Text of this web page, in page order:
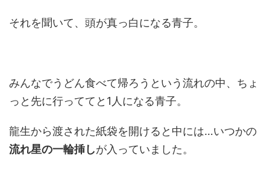
それを聞いて、頭が真っ白になる青子。
みんなでうどん食べて帰ろうという流れの中、ちょ
っと先に行っててと1人になる青子。
龍生から渡された紙袋を開けると中には…いつかの
流れ星の一輪挿しが入っていました。